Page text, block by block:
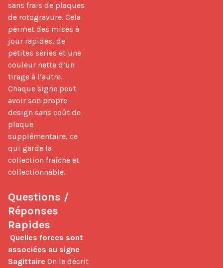
sans frais de plaques
de rotogravure. Cela
permet des mises à
jour rapides, de
petites séries et une
couleur nette d’un
tirage à l’autre.
Chaque signe peut
avoir son propre
design sans coût de
plaque
supplémentaire, ce
qui garde la
collection fraîche et
collectionnable.
Questions /
Réponses
Rapides
Quelles forces sont
associées au signe
Sagittaire On le décrit